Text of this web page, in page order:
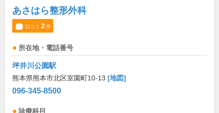
あさはら整形外科
口コミ 2件
所在地・電話番号
坪井川公園駅
熊本県熊本市北区室園町10-13 [地図]
096-345-8500
診療科目